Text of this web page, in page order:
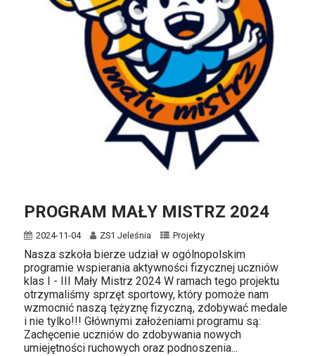
PROGRAM MAŁY MISTRZ 2024
2024-11-04 ZS1 Jeleśnia Projekty
Nasza szkoła bierze udział w ogólnopolskim
programie wspierania aktywności fizycznej uczniów
klas I - III Mały Mistrz 2024 W ramach tego projektu
otrzymaliśmy sprzęt sportowy, który pomoże nam
wzmocnić naszą tężyznę fizyczną, zdobywać medale
i nie tylko!!! Głównymi założeniami programu są:
Zachęcenie uczniów do zdobywania nowych
umiejętności ruchowych oraz podnoszenia...